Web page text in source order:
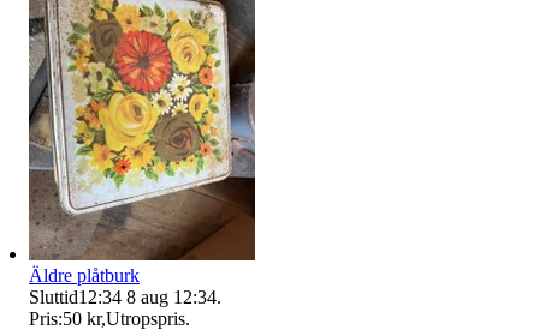
Äldre plåtburk
Sluttid12:34 8 aug 12:34.
Pris:50 kr,Utropspris.